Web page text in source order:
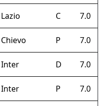
Lazio C 7.0
Chievo P 7.0
Inter D 7.0
Inter P 7.0